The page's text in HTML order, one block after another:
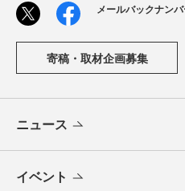
メールバックナン
寄稿・取材企画募集
ニュース
イベント